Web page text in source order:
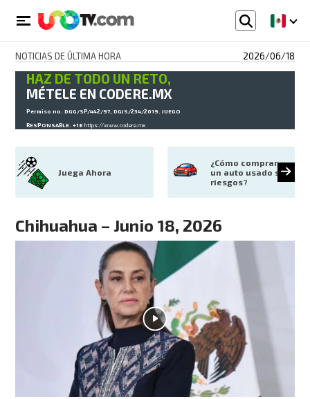
NOTICIAS DE ÚLTIMA HORA 2026/06/18
HAZ DE TODO UN RETO,
MÉTELE EN CODERE.MX
Permiso no. DGG/SP/442/97, DGJS/234/2019. JUEGO
RESPONSABLE. +18https://www.codere.mx
Juega Ahora
¿Cómo comprar
un auto usado sin
riesgos?
Chihuahua – Junio 18, 2026